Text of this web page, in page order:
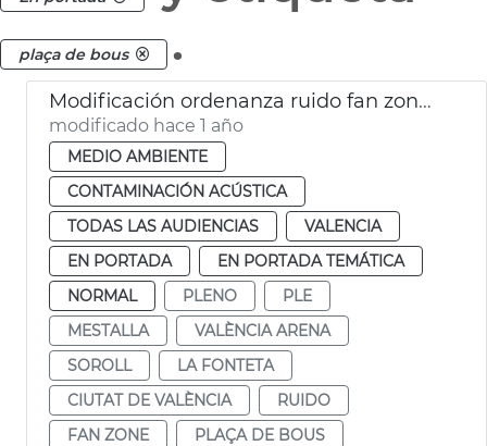
plaça de bous .
Modificación ordenanza ruido fan zone València
modificado hace 1 año
MEDIO AMBIENTE
CONTAMINACIÓN ACÚSTICA
TODAS LAS AUDIENCIAS
VALENCIA
EN PORTADA
EN PORTADA TEMÁTICA
NORMAL
PLENO
PLE
MESTALLA
VALÈNCIA ARENA
SOROLL
LA FONTETA
CIUTAT DE VALÈNCIA
RUIDO
FAN ZONE
PLAÇA DE BOUS